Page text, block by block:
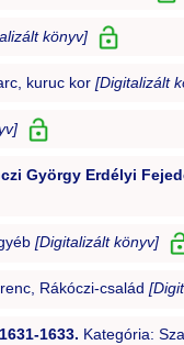
könyv]
kuruc kor [Digitalizált
György Erdélyi
[Digitalizált könyv]
Rákóczi-család
1633. Kategória: